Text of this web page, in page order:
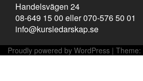
Handelsvägen 24
08-649 15 00 eller 070-576 50 01
info@kursledarskap.se
Proudly powered by WordPress | Theme: